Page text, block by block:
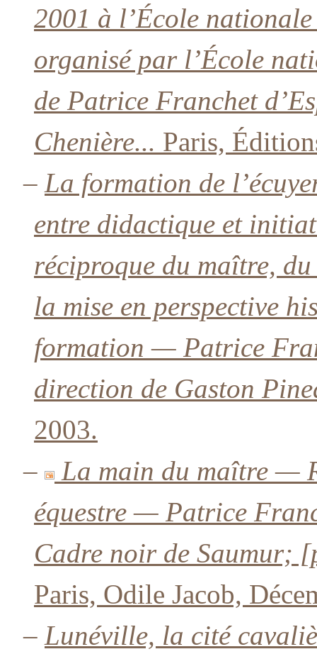
2001 à l’École
organisé par l’École
de Patrice Franchet
Chenière... Paris,
– La formation de
entre didactique et
réciproque du maître,
la mise en perspective
formation — Patrice
direction de Gaston
2003.
–
La main du maître —
équestre — Patrice
Cadre noir de Saumur;
Paris, Odile Jacob,
– Lunéville, la cité